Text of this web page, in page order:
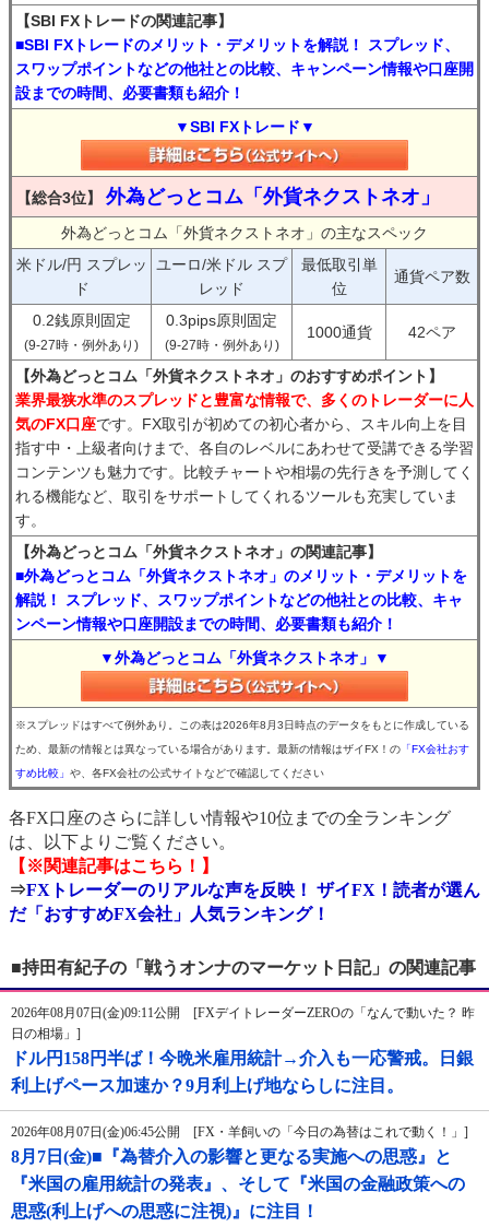
【SBI FXトレードの関連記事】
■SBI FXトレードのメリット・デメリットを解説！ スプレッド、
スワップポイントなどの他社との比較、キャンペーン情報や口座開
設までの時間、必要書類も紹介！
▼SBI FXトレード▼
【総合3位】 外為どっとコム「外貨ネクストネオ」
外為どっとコム「外貨ネクストネオ」の主なスペック
米ドル/円 スプレッ
ド
ユーロ/米ドル スプ
レッド
最低取引単
位
通貨ペア数
0.2銭原則固定
(9-27時・例外あり)
0.3pips原則固定
(9-27時・例外あり)
1000通貨 42ペア
【外為どっとコム「外貨ネクストネオ」のおすすめポイント】
業界最狭水準のスプレッドと豊富な情報で、多くのトレーダーに人
気のFX口座です。FX取引が初めての初心者から、スキル向上を目
指す中・上級者向けまで、各自のレベルにあわせて受講できる学習
コンテンツも魅力です。比較チャートや相場の先行きを予測してく
れる機能など、取引をサポートしてくれるツールも充実していま
す。
【外為どっとコム「外貨ネクストネオ」の関連記事】
■外為どっとコム「外貨ネクストネオ」のメリット・デメリットを
解説！ スプレッド、スワップポイントなどの他社との比較、キャ
ンペーン情報や口座開設までの時間、必要書類も紹介！
▼外為どっとコム「外貨ネクストネオ」▼
※スプレッドはすべて例外あり。この表は2026年8月3日時点のデータをもとに作成している
ため、最新の情報とは異なっている場合があります。最新の情報はザイFX！の 「FX会社おす
すめ比較」 や、各FX会社の公式サイトなどで確認してください
各FX口座のさらに詳しい情報や10位までの全ランキング
は、以下よりご覧ください。
【※関連記事はこちら！】
⇒FXトレーダーのリアルな声を反映！ ザイFX！読者が選ん
だ「おすすめFX会社」人気ランキング！
■持田有紀子の「戦うオンナのマーケット日記」の関連記事
2026年08月07日(金)09:11公開 [FXデイトレーダーZEROの「なんで動いた？ 昨
日の相場」]
ドル円158円半ば！今晩米雇用統計→介入も一応警戒。日銀
利上げペース加速か？9月利上げ地ならしに注目。
2026年08月07日(金)06:45公開 [FX・羊飼いの「今日の為替はこれで動く！」]
8月7日(金)■『為替介入の影響と更なる実施への思惑』と
『米国の雇用統計の発表』、そして『米国の金融政策への
思惑(利上げへの思惑に注視)』に注目！